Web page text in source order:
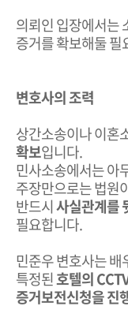
의뢰인 입장에서는
증거를 확보해둘
변호사의 조력
상간소송이나 이혼
확보입니다.
민사소송에서는 아
주장만으로는 법원
반드시사실관계를
필요합니다.
민준우 변호사는
특정된호텔의
증거보전신청을 진